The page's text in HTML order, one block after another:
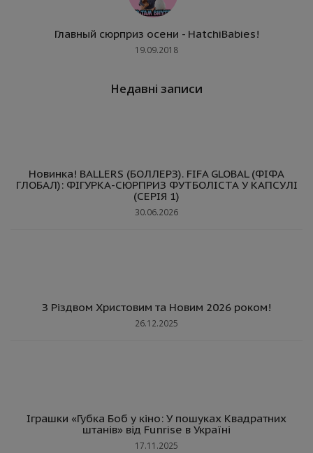
Главный сюрприз осени - HatchiBabies!
19.09.2018
Недавні записи
Новинка! BALLERS (БОЛЛЕРЗ). FIFA GLOBAL (ФІФА
ГЛОБАЛ): ФІГУРКА-СЮРПРИЗ ФУТБОЛІСТА У КАПСУЛІ
(СЕРІЯ 1)
30.06.2026
З Різдвом Христовим та Новим 2026 роком!
26.12.2025
Іграшки «Губка Боб у кіно: У пошуках Квадратних
штанів» від Funrise в Україні
17.11.2025